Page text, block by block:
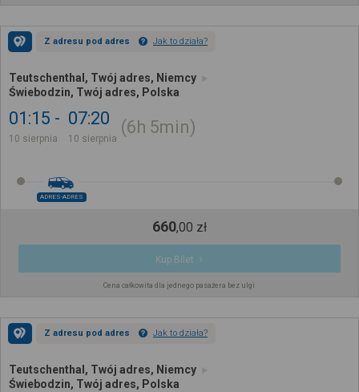
Z adresu pod adres Jak to działa?
Teutschenthal, Twój adres, Niemcy
Świebodzin, Twój adres, Polska
01:15
10 sierpnia
07:20
10 sierpnia
6h 5min
ADRES-ADRES
660,00 zł
Kup Bilet
Cena całkowita dla jednego pasażera bez ulgi
Z adresu pod adres Jak to działa?
Teutschenthal, Twój adres, Niemcy
Świebodzin, Twój adres, Polska